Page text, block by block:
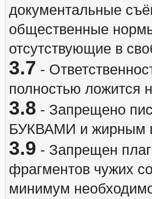
документальные
общественные
отсутствующие в
3.7 -
полностью ложится
3.8 - Запрещено
БУКВАМИ и жирным
3.9 - Запрещен
фрагментов чужих
минимум